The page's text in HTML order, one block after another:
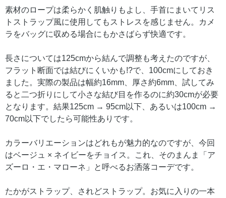
素材のロープは柔らかく肌触りもよし、手首にまいてリス
トストラップ風に使用してもストレスを感じません。カメ
ラをバッグに収める場合にもかさばらず快適です。
長さについては125cmから結んで調整も考えたのですが、
フラット断面では結びにくいかも!?で、100cmにしておき
ました。実際の製品は幅約16mm、厚さ約6mm、試してみ
ると二つ折りにして小さな結び目を作るのに約30cmが必要
となります。結果125cm → 95cm以下、あるいは100cm →
70cm以下でしたら可能性ありです。
カラーバリエーションはどれもが魅力的なのですが、今回
はベージュ × ネイビーをチョイス。これ、そのまんま「ア
ズーロ・エ・マローネ」と呼べるお洒落コーデです。
たかがストラップ、されどストラップ。お気に入りの一本